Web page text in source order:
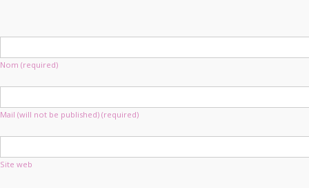
Nom (required)
Mail (will not be published) (required)
Site web